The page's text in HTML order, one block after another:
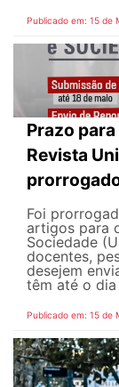
Publicado em: 15 de
Prazo
Revista
Foi
artigos para
Sociedade
docentes,
desejem
têm até o
Publicado em: 15 de